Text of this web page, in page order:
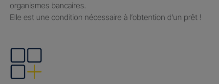
organismes bancaires.
Elle est une condition nécessaire à l’obtention d’un prêt !